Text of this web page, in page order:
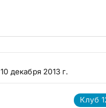
10 декабря 2013 г.
Клуб